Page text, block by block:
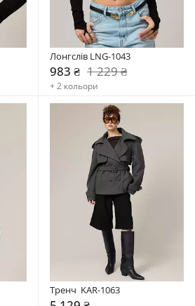
Лонгслів LNG-1043
983 ₴ 1 229 ₴
+ 2 кольори
Тренч  KAR-1063